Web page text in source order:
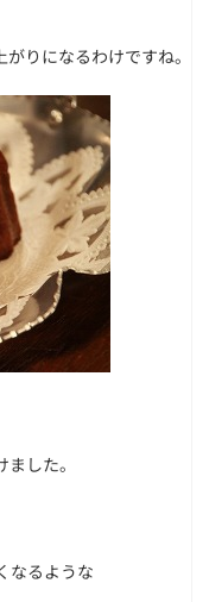
りになるわけですね。
した。
なるような